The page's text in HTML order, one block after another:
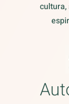
cultura,